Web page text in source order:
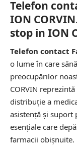
Telefon
ION
stop in ION
Telefon contact
o lume în care
preocupărilor
CORVIN
distribuție a
asistență și suport
esențiale care
farmacii obișnuite.